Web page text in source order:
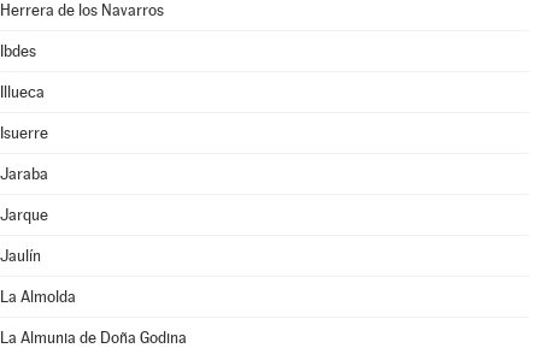
Herrera de los Navarros
Ibdes
Illueca
Isuerre
Jaraba
Jarque
Jaulín
La Almolda
La Almunia de Doña Godina